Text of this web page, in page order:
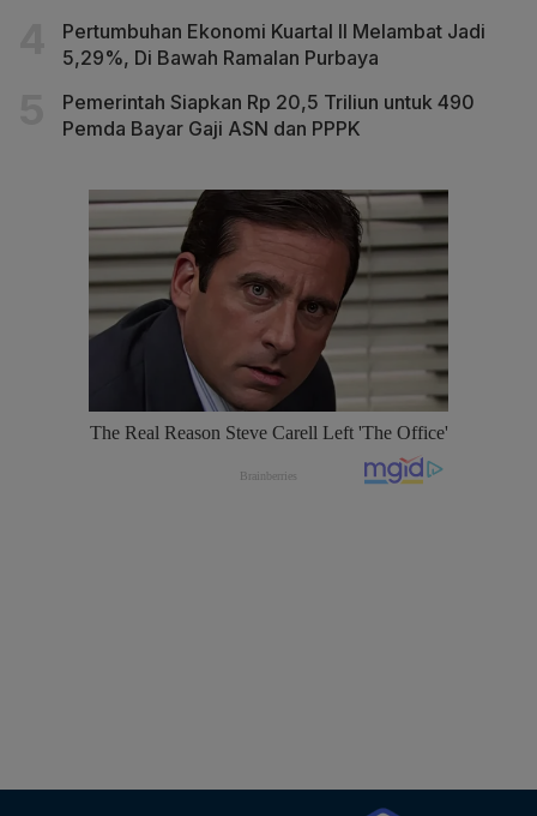
Pertumbuhan Ekonomi Kuartal II Melambat Jadi
5,29%, Di Bawah Ramalan Purbaya
Pemerintah Siapkan Rp 20,5 Triliun untuk 490
Pemda Bayar Gaji ASN dan PPPK